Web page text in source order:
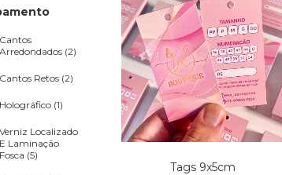
Cantos
Arredondados (2)
Cantos Retos (2)
Holográfico (1)
Verniz Localizado
E Laminação
Fosca (5)
Tags 9x5cm